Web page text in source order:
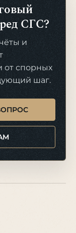
СГС?
и
от спорных
шаг.